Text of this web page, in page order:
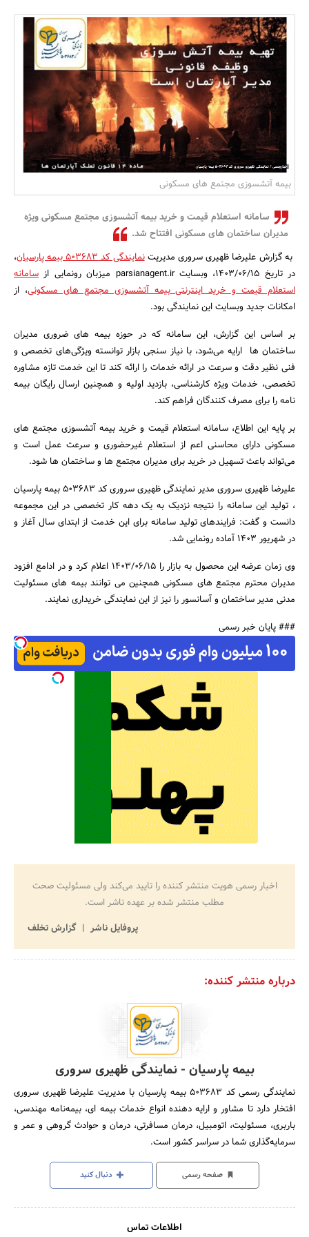
بانک، بیمه و سرمایه
مسکن و ساختمان
جستجو
بیمه آتشسوزی مجتمع های مسکونی
سامانه استعلام قیمت و خرید بیمه آتشسوزی مجتمع مسکونی ویژه
مدیران ساختمان های مسکونی افتتاح شد.
به گزارش علیرضا ظهیری سروری مدیریتنمایندگی کد 503683 بیمه پارسیان
،
در تاریخ 1403/06/15، وبسایت parsianagent.ir میزبان رونمایی از
سامانه
استعلام قیمت و خرید اینترنتی بیمه آتشسوزی مجتمع های مسکونی، از
امکانات جدید وبسایت این نمایندگی بود.
بر اساس این گزارش، این سامانه که در حوزه بیمه های ضروری مدیران
ساختمان ها ارایه می‌شود، با نیاز سنجی بازار توانسته ویژگی‌های تخصصی و
فنی نظیر دقت و سرعت در ارائه خدمات را ارائه کند تا این خدمت تازه مشاوره
تخصصی، خدمات ویژه کارشناسی، بازدید اولیه و همچنین ارسال رایگان بیمه
نامه را برای مصرف کنندگان فراهم کند.
بر پایه این اطلاع، سامانه استعلام قیمت و خرید بیمه آتشسوزی مجتمع های
مسکونی دارای محاسنی اعم از استعلام غیرحضوری و سرعت عمل است و
می‌تواند باعث تسهیل در خرید برای مدیران مجتمع ها و ساختمان ها شود.
علیرضا ظهیری سروری مدیر نمایندگی ظهیری سروری کد 503683 بیمه پارسیان
، تولید این سامانه را نتیجه نزدیک به یک دهه کار تخصصی در این مجموعه
دانست و گفت: فرایندهای تولید سامانه برای این خدمت از ابتدای سال آغاز و
در شهریور 1403 آماده رونمایی شد.
وی زمان عرضه این محصول به بازار را 1403/06/15 اعلام کرد و در ادامع افزود
مدیران محترم مجتمع های مسکونی همچنین می توانند بیمه های مسئولیت
مدنی مدیر ساختمان و آسانسور را نیز از این نمایندگی خریداری نمایند.
### پایان خبر رسمی
اخبار رسمی هویت منتشر کننده را تایید می‌کند ولی مسئولیت صحت
مطلب منتشر شده بر عهده ناشر است.
پروفایل ناشر
گزارش تخلف
درباره منتشر کننده:
بیمه پارسیان - نمایندگی ظهیری سروری
نمایندگی رسمی کد 503683 بیمه پارسیان با مدیریت علیرضا ظهیری‌ سروری
افتخار دارد تا مشاور و ارایه‌ دهنده‌ انواع‌ خدمات بیمه ای، بیمه‌نامه‌ مهندسی،
باربری، مسئولیت، اتومبیل، درمان‌ مسافرتی، درمان‌ و حوادث‌ گروهی و عمر و
سرمایه‌گذاری شما در سراسر کشور است.
صفحه رسمی دنبال کنید
اطلاعات تماس